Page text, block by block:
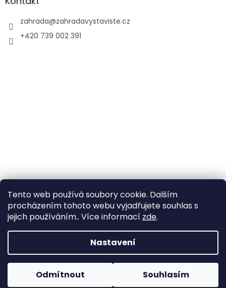
Tento web používá soubory cookie. Dalším
procházením tohoto webu vyjadřujete souhlas s
jejich používáním.. Více informací zde.
Nastavení
Odmítnout Souhlasím
zahrada@zahradavystaviste.cz
+420 739 002 391
Vytvořil Shoptet
Copyright 2026Zahrada Výstaviště. Všechna práva
vyhrazena.
Upravit nastavení cookies